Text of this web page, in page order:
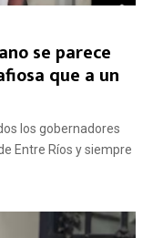
se parece
que a un
los gobernadores
Entre Ríos y siempre